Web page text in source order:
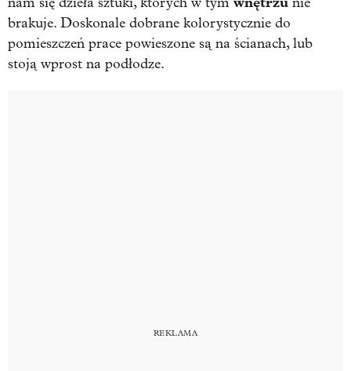
brakuje. Doskonale dobrane kolorystycznie do
pomieszczeń prace powieszone są na ścianach, lub
stoją wprost na podłodze.